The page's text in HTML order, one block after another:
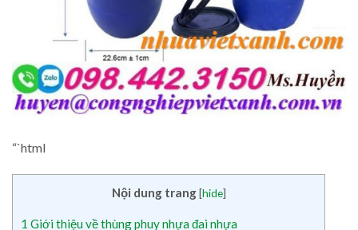
“`html
Nội dung trang [hide]
1 Giới thiệu về thùng phuy nhựa đai nhựa